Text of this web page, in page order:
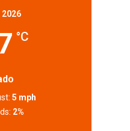
°C
5 mph
2%